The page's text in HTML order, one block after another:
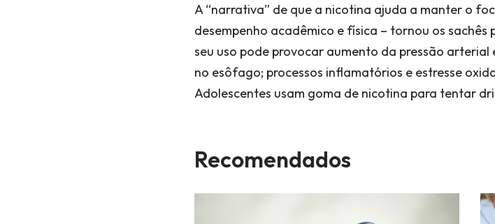
A “narrativa” de que a nicotina ajuda a manter o
desempenho acadêmico e física – tornou os
seu uso pode provocar aumento da pressão
no esôfago; processos inflamatórios e estresse
Adolescentes usam goma de nicotina para tentar
Recomendados